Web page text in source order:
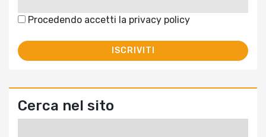
Procedendo accetti la privacy policy
Cerca nel sito